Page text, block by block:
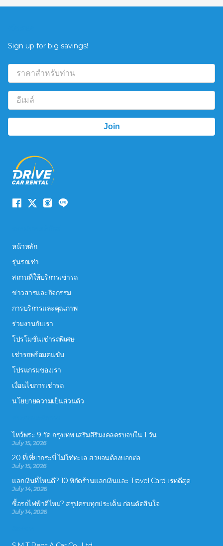
Sign up for big savings!
หน้าหลัก
รุ่นรถเช่า
สถานที่ให้บริการเช่ารถ
ข่าวสารและกิจกรรม
การบริการและคุณภาพ
ร่วมงานกับเรา
โปรโมชั่นเช่ารถพิเศษ
เช่ารถพร้อมคนขับ
โปรแกรมของเรา
เงื่อนไขการเช่ารถ
นโยบายความเป็นส่วนตัว
ไหว้พระ 9 วัด กรุงเทพ เสริมสิริมงคลครบจบใน 1 วัน
July 15, 2026
20 ที่เที่ยวกระบี่ ไม่ใช่ทะเล สวยจนต้องบอกต่อ
July 15, 2026
แลกเงินที่ไหนดี? 10 พิกัดร้านแลกเงินและ Travel Card เรทดีสุด
July 14, 2026
ซื้อรถไฟฟ้าดีไหม? สรุปครบทุกประเด็น ก่อนตัดสินใจ
July 14, 2026